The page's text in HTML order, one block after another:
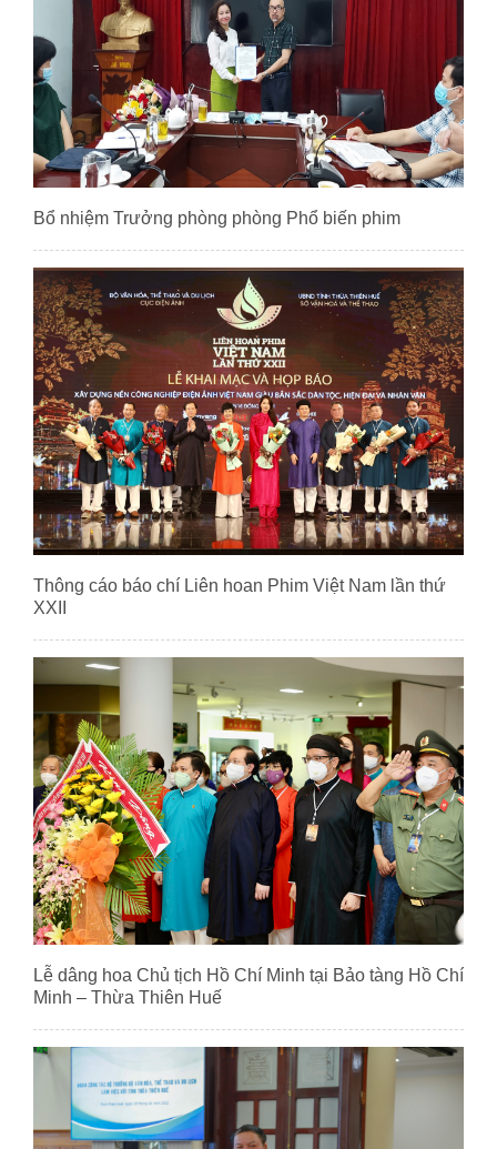
Bổ nhiệm Trưởng phòng phòng Phổ biến phim
Thông cáo báo chí Liên hoan Phim Việt Nam lần thứ
XXII
Lễ dâng hoa Chủ tịch Hồ Chí Minh tại Bảo tàng Hồ Chí
Minh – Thừa Thiên Huế